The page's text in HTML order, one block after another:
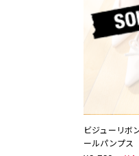
ビジューリボ
ールパンプス